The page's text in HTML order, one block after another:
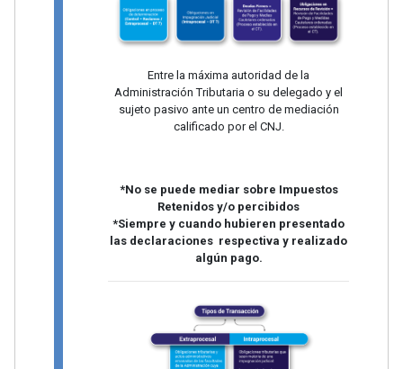
Entre la máxima autoridad de la
Administración Tributaria o su delegado y el
sujeto pasivo ante un centro de mediación
calificado por el CNJ.
*No se puede mediar sobre Impuestos
Retenidos y/o percibidos
*Siempre y cuando hubieren presentado
las declaraciones respectiva y realizado
algún pago.